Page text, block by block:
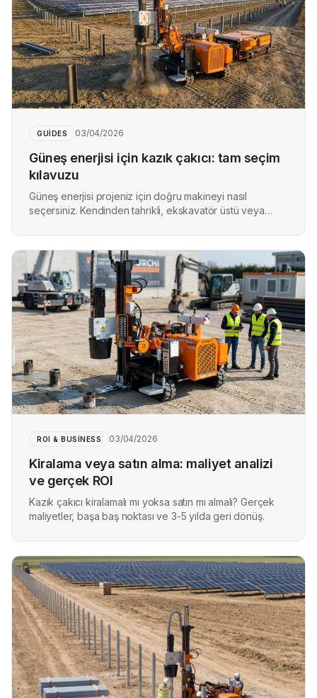
GUIDES 03/04/2026
Güneş enerjisi için kazık çakıcı: tam seçim
kılavuzu
Güneş enerjisi projeniz için doğru makineyi nasıl
seçersiniz. Kendinden tahrikli, ekskavatör üstü veya
ROI & BUSINESS 03/04/2026
Kiralama veya satın alma: maliyet analizi
ve gerçek ROI
Kazık çakıcı kiralamalı mı yoksa satın mı almalı? Gerçek
maliyetler, başa baş noktası ve 3-5 yılda geri dönüş.